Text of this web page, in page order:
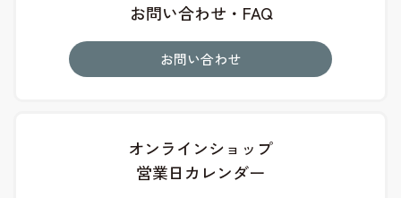
お問い合わせ・FAQ
お問い合わせ
オンラインショップ
営業日カレンダー